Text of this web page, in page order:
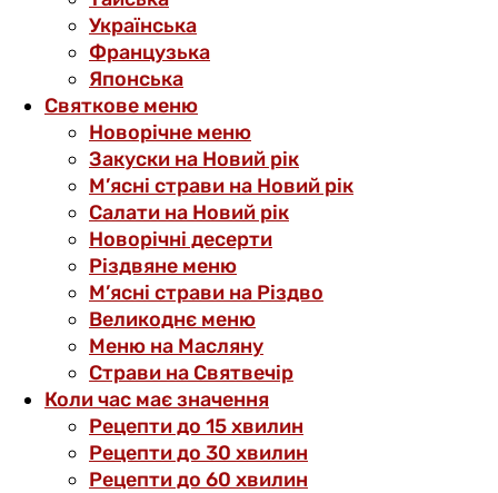
Українська
Французька
Японська
Святкове меню
Новорічне меню
Закуски на Новий рік
М’ясні страви на Новий рік
Салати на Новий рік
Новорічні десерти
Різдвяне меню
М’ясні страви на Різдво
Великоднє меню
Меню на Масляну
Страви на Святвечір
Коли час має значення
Рецепти до 15 хвилин
Рецепти до 30 хвилин
Рецепти до 60 хвилин